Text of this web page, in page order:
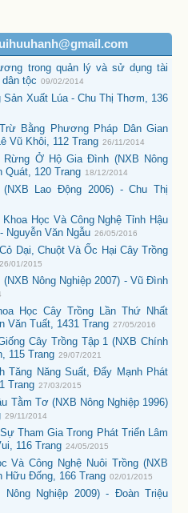
trong quản lý và sử dụng tài
tộc 09/02/2014
Sản Xuất Lúa - Chu Thị Thơm, 136
Bằng Phương Pháp Dân Gian
Vũ Khôi, 112 Trang 26/11/2014
Ở Hộ Gia Đình (NXB Nông
Quát, 120 Trang 18/12/2014
Lao Động 2006) - Chu Thị
Học Và Công Nghệ Tỉnh Hậu
Nguyễn Văn Ngẫu 26/05/2016
Dại, Chuột Và Ốc Hại Cây Trồng
26/01/2015
Nông Nghiệp 2007) - Vũ Đình
Học Cây Trồng Lần Thứ Nhất
Văn Tuất, 1431 Trang 27/05/2016
Cây Trồng Tập 1 (NXB Chính
115 Trang 29/07/2021
Tăng Năng Suất, Đẩy Mạnh Phát
Trang 27/03/2015
Tằm Tơ (NXB Nông Nghiệp 1996)
29/11/2014
Tham Gia Trong Phát Triển Lâm
116 Trang 24/05/2015
Và Công Nghệ Nuôi Trồng (NXB
Hữu Đống, 166 Trang 02/01/2015
Nông Nghiệp 2009) - Đoàn Triệu